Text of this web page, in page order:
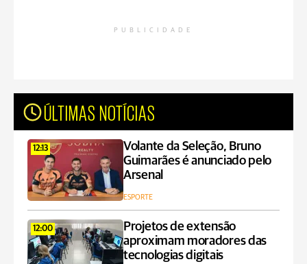
PUBLICIDADE
ÚLTIMAS NOTÍCIAS
12:13
Volante da Seleção, Bruno
Guimarães é anunciado pelo
Arsenal
ESPORTE
12:00
Projetos de extensão
aproximam moradores das
tecnologias digitais